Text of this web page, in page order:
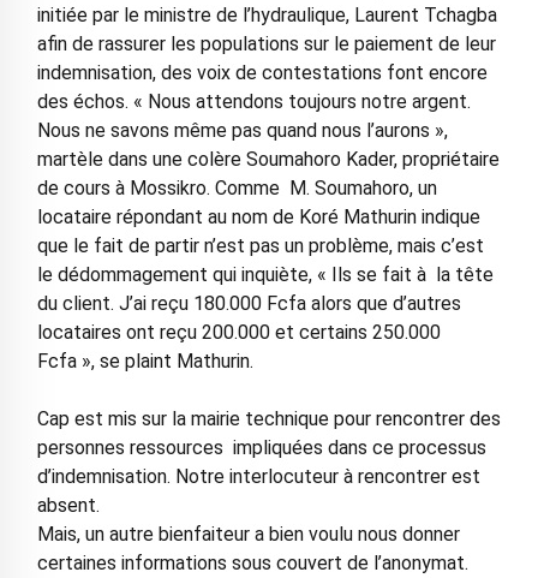
initiée par le ministre de l’hydraulique, Laurent Tchagba
afin de rassurer les populations sur le paiement de leur
indemnisation, des voix de contestations font encore
des échos. « Nous attendons toujours notre argent.
Nous ne savons même pas quand nous l’aurons »,
martèle dans une colère Soumahoro Kader, propriétaire
de cours à Mossikro. Comme M. Soumahoro, un
locataire répondant au nom de Koré Mathurin indique
que le fait de partir n’est pas un problème, mais c’est
le dédommagement qui inquiète, « Ils se fait à la tête
du client. J’ai reçu 180.000 Fcfa alors que d’autres
locataires ont reçu 200.000 et certains 250.000
Fcfa », se plaint Mathurin.
Cap est mis sur la mairie technique pour rencontrer des
personnes ressources impliquées dans ce processus
d’indemnisation. Notre interlocuteur à rencontrer est
absent.
Mais, un autre bienfaiteur a bien voulu nous donner
certaines informations sous couvert de l’anonymat.